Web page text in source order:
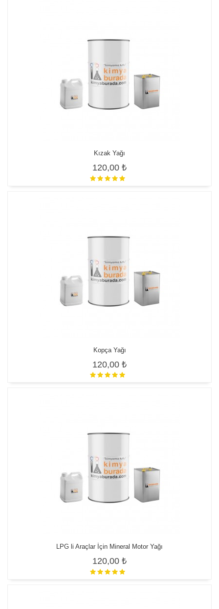
Kızak Yağı
120,00 ₺
Kopça Yağı
120,00 ₺
LPG li Araçlar İçin Mineral Motor Yağı
120,00 ₺